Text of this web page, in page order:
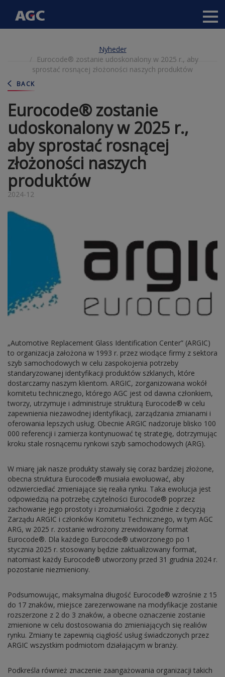
hovedindhold
Nyheder
Eurocode® zostanie udoskonalony w 2025 r., aby
sprostać rosnącej złożoności naszych produktów
BACK
Eurocode® zostanie
udoskonalony w 2025 r.,
aby sprostać rosnącej
złożoności naszych
produktów
2024-12
„Automotive Replacement Glass Identification Center” (ARGIC)
to organizacja założona w 1993 r. przez wiodące firmy z sektora
szyb samochodowych w celu zaspokojenia potrzeby
standaryzowanej identyfikacji produktów szklanych, które
dostarczamy naszym klientom. ARGIC, zorganizowana wokół
komitetu technicznego, którego AGC jest od dawna członkiem,
tworzy, utrzymuje i administruje strukturą Eurocode® w celu
zapewnienia niezawodnej identyfikacji, zarządzania zmianami i
oferowania lepszych usług. Obecnie ARGIC nadzoruje blisko 100
000 referencji i zamierza kontynuować tę strategię, dotrzymując
kroku stale rosnącemu rynkowi szyb samochodowych (ARG).
W miarę jak nasze produkty stawały się coraz bardziej złożone,
obecna struktura Eurocode® musiała ewoluować, aby
odzwierciedlać zmieniające się realia rynku. Taka ewolucja jest
odpowiedzią na potrzebę czytelności Eurocode® poprzez
zachowanie jego prostoty i zrozumiałości. Zgodnie z decyzją
Zarządu ARGIC i członków Komitetu Technicznego, w tym AGC
ARG, w 2025 r. zostanie wdrożony zrewidowany format
Eurocode®. Dla każdego Eurocode® utworzonego po 1
stycznia 2025 r. stosowany będzie zaktualizowany format,
natomiast każdy Eurocode® utworzony przed 31 grudnia 2024 r.
pozostanie niezmieniony.
Podsumowując, maksymalna długość Eurocode® wzrośnie z 15
do 17 znaków, miejsce zarezerwowane na modyfikacje zostanie
rozszerzone z 2 do 3 znaków, a obecne oznaczenie zostanie
zmienione w celu dostosowania do zmieniających się realiów
rynku. Zmiany te zapewnią ciągłość usług świadczonych przez
ARGIC wszystkim podmiotom działającym w branży.
Podkreśla również znaczenie zaangażowania organizacji takich